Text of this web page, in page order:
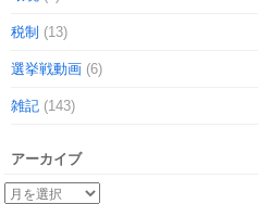
税制 (13)
選挙戦動画 (6)
雑記 (143)
アーカイブ